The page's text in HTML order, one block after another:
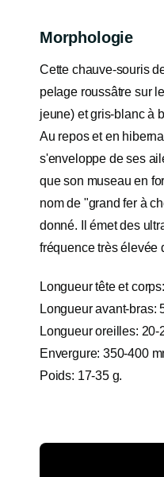
Morphologie
Cette chauve-souris
pelage roussâtre sur
jeune) et gris-blanc à
Au repos et en
s'enveloppe de ses
que son museau en
nom de "grand fer à
donné. Il émet des
fréquence très élevée
Longueur tête et
Longueur avant-bras:
Longueur oreilles: 20-
Envergure: 350-400
Poids: 17-35 g.